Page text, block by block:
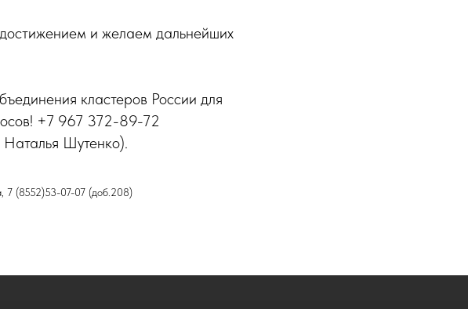
и желаем дальнейших
кластеров России для
+7 967 372-89-72
Наталья Шутенко).
7 (8552)53-07-07 (доб.208)